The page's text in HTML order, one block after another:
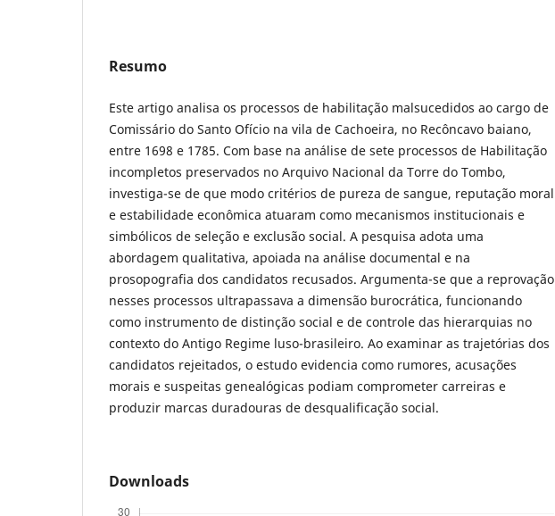
Resumo
Este artigo analisa os processos de habilitação malsucedidos ao cargo de
Comissário do Santo Ofício na vila de Cachoeira, no Recôncavo baiano,
entre 1698 e 1785. Com base na análise de sete processos de Habilitação
incompletos preservados no Arquivo Nacional da Torre do Tombo,
investiga-se de que modo critérios de pureza de sangue, reputação moral
e estabilidade econômica atuaram como mecanismos institucionais e
simbólicos de seleção e exclusão social. A pesquisa adota uma
abordagem qualitativa, apoiada na análise documental e na
prosopografia dos candidatos recusados. Argumenta-se que a reprovação
nesses processos ultrapassava a dimensão burocrática, funcionando
como instrumento de distinção social e de controle das hierarquias no
contexto do Antigo Regime luso-brasileiro. Ao examinar as trajetórias dos
candidatos rejeitados, o estudo evidencia como rumores, acusações
morais e suspeitas genealógicas podiam comprometer carreiras e
produzir marcas duradouras de desqualificação social.
Downloads